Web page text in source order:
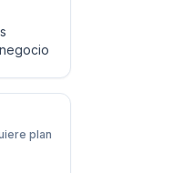
plan